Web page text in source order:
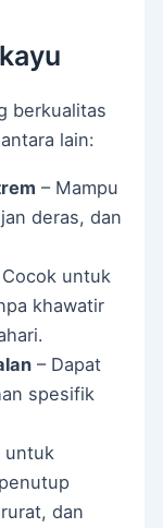
berkualitas
lain:
– Mampu
deras, dan
Cocok untuk
khawatir
– Dapat
spesifik
untuk
dan